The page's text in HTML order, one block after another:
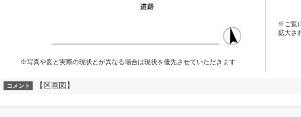
※写真や図と実際の現状とが異なる場合は現状を優先させていただきます
※ご覧
拡大さ
コメント 【区画図】